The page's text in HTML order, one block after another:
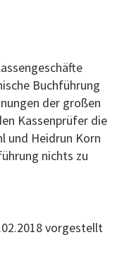
Buchführung
der großen
Kassenprüfer die
und Heidrun Korn
nichts zu
vorgestellt